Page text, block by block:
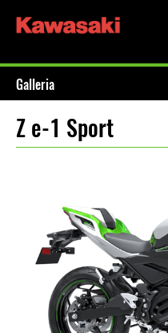
Galleria
Z e-1 Sport